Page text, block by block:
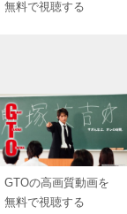
無料で視聴する
GTOの高画質動画を
無料で視聴する